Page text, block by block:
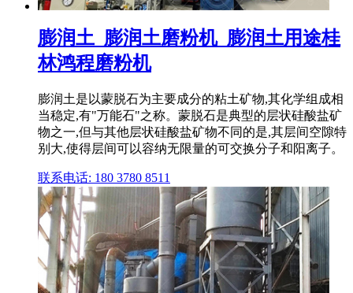
膨润土_膨润土磨粉机_膨润土用途桂
林鸿程磨粉机
膨润土是以蒙脱石为主要成分的粘土矿物,其化学组成相
当稳定,有"万能石"之称。蒙脱石是典型的层状硅酸盐矿
物之一,但与其他层状硅酸盐矿物不同的是,其层间空隙特
别大,使得层间可以容纳无限量的可交换分子和阳离子。
联系电话: 180 3780 8511